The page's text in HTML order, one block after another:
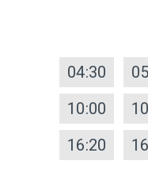
04:30
10:00
16:20